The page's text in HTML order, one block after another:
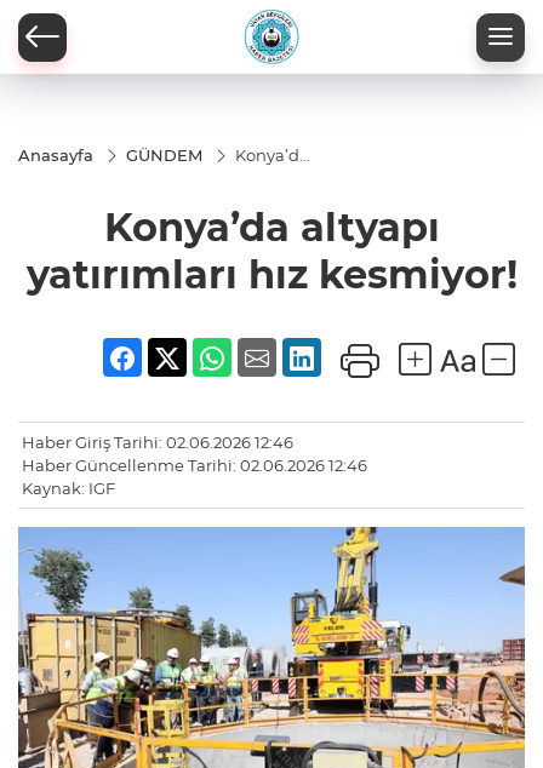
Anasayfa GÜNDEM
Konya’da
hız
kesmiyor!
Konya’da altyapı
yatırımları hız kesmiyor!
Haber Giriş Tarihi: 02.06.2026 12:46
Haber Güncellenme Tarihi: 02.06.2026 12:46
Kaynak: IGF